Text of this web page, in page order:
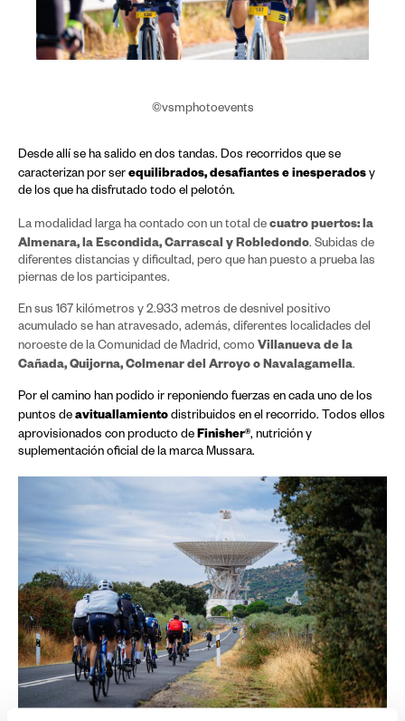
©vsmphotoevents
Desde allí se ha salido en dos tandas. Dos recorridos que se
caracterizan por ser equilibrados, desafiantes e inesperados y
de los que ha disfrutado todo el pelotón.
La modalidad larga ha contado con un total de cuatro puertos: la
Almenara, la Escondida, Carrascal y Robledondo. Subidas de
diferentes distancias y dificultad, pero que han puesto a prueba las
piernas de los participantes.
En sus 167 kilómetros y 2.933 metros de desnivel positivo
acumulado se han atravesado, además, diferentes localidades del
noroeste de la Comunidad de Madrid, como Villanueva de la
Cañada, Quijorna, Colmenar del Arroyo o Navalagamella.
Por el camino han podido ir reponiendo fuerzas en cada uno de los
puntos de avituallamiento distribuidos en el recorrido. Todos ellos
aprovisionados con producto de Finisher®, nutrición y
suplementación oficial de la marca Mussara.